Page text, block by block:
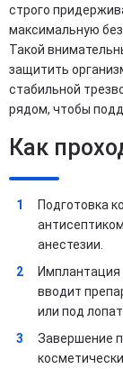
строго
максимальную
Такой
защитить
стабильной
рядом, чтобы
Как
Подготовка
анестезии.
Имплантация
вводит
или под
Завершение